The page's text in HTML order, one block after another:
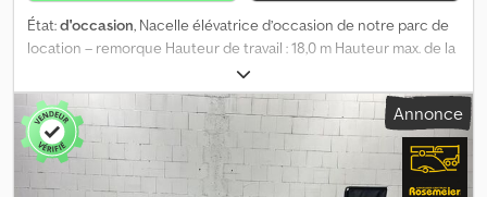
État:d'occasion, Nacelle élévatrice d’occasion de notre parc de
location – remorque Hauteur de travail : 18,0 m Hauteur max. de la
plateforme : 16,3 m Déport latéral : 9,5 m Djdpfx Aoy I Rrgjgdjkr
Nacelle de travail : 0,7 x 1,2 x 1,1 m Charge utile de la nacelle : 200 kg
Plage de rotation : illimitée Largeur de stabilisation : 4,04 m
Longueur de stabilisation : 4,23 m Entraînement : électro-
hydraulique Tension : 220 V, 50 Hz, 16 Amp. Dimensions de
transport : 1,80 x 2,23 x 7,25 m Poids total en version standard : 1.950
Annonce